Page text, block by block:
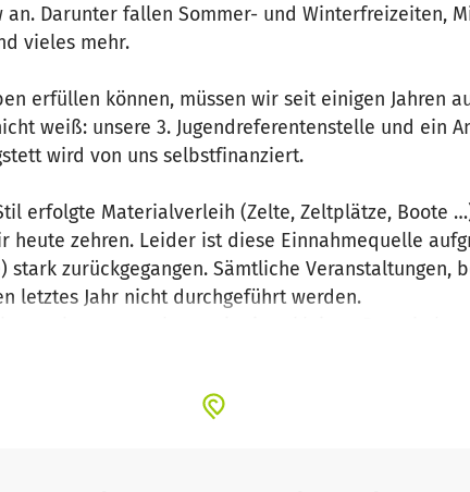
an. Darunter fallen Sommer- und Winterfreizeiten,
vieles mehr.
erfüllen können, müssen wir seit einigen Jahren
weiß: unsere 3. Jugendreferentenstelle und ein
wird von uns selbstfinanziert.
erfolgte Materialverleih (Zelte, Zeltplätze, Boote
heute zehren. Leider ist diese Einnahmequelle
stark zurückgegangen. Sämtliche Veranstaltungen,
letztes Jahr nicht durchgeführt werden.
überwiesen wird. Dieses Fondskonto ist
und unsere Finanzierungslücke wird noch